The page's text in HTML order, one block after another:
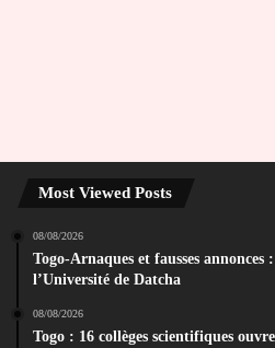
Most Viewed Posts
08/08/2026
Togo-Arnaques et fausses
l’Université de Datcha
08/08/2026
Togo : 16 collèges scientifiques